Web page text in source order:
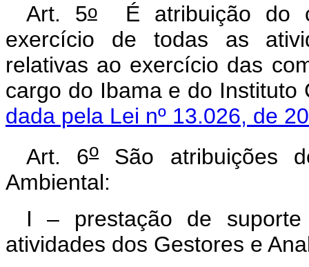
Art. 5oÉ atribuição do
exercício de todas as
relativas ao exercício das
cargo do Ibama e do
dada pela Lei nº 13.026, de
Art. 6oSão atribuições
Ambiental:
I – prestação de
atividades dos Gestores e